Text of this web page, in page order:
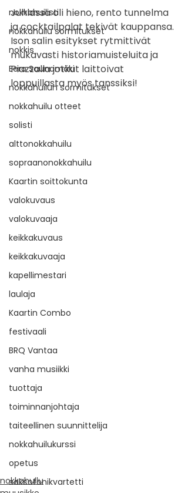
nokkahuilisti
nokkahuilu sormitukset
nokkis
Eero Saunamäki
nokkahuilun sormitukset
nokkahuilu otteet
solisti
alttonokkahuilu
sopraanonokkahuilu
Kaartin soittokunta
valokuvaus
valokuvaaja
keikkakuvaus
keikkakuvaaja
kapellimestari
laulaja
Kaartin Combo
festivaali
BRQ Vantaa
vanha musiikki
tuottaja
toiminnanjohtaja
taiteellinen suunnittelija
nokkahuilukurssi
opetus
saksofonikvartetti
Juhlassa oli hieno, rento tunnelma
ja cocktailpalat tekivät kauppansa.
Ison salin esitykset rytmittivät
mukavasti historiamuisteluita ja
Piazzalla jotkut laittoivat
loppuillasta myös tanssiksi!
nokkahuilu